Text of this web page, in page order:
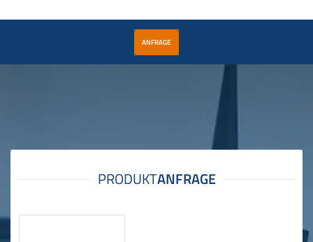
ANFRAGE